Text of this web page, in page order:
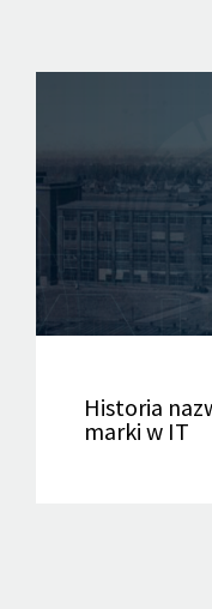
Historia
marki w IT